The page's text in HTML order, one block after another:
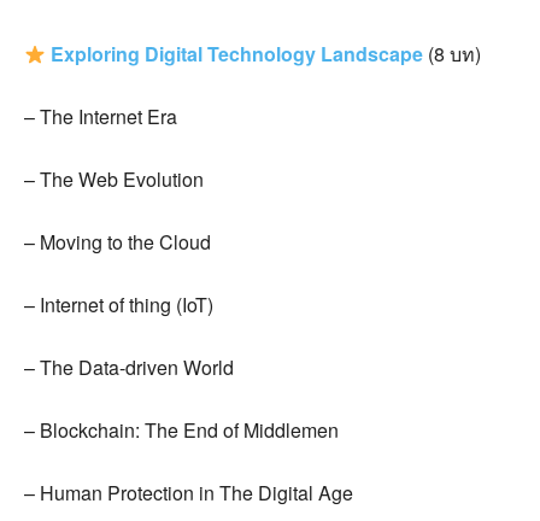
Exploring Digital Technology Landscape (8บท)
– The Internet Era
– The Web Evolution
– Moving to the Cloud
– Internet of thing (IoT)
– The Data-driven World
– Blockchain: The End of Middlemen
– Human Protection in The Digital Age